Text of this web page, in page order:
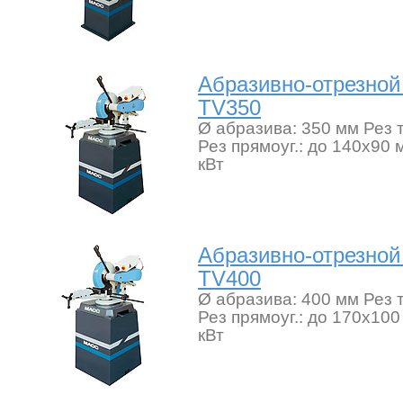
Абразивно-
TV350
Ø абразива: 350 мм Рез
Рез прямоуг.: до
кВт
Абразивно-
TV400
Ø абразива: 400 мм Рез
Рез прямоуг.: до
кВт